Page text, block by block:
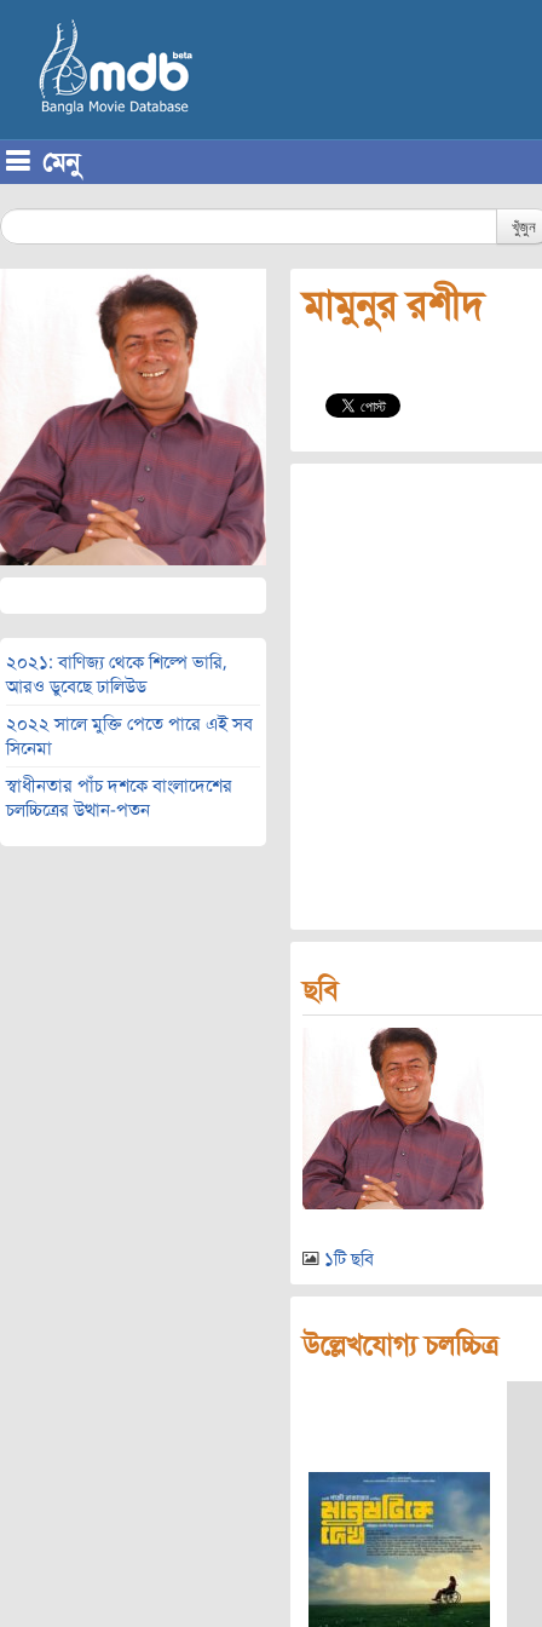
মেনু
খুঁজুন
২০২১: বাণিজ্য থেকে শিল্পে ভারি,
আরও ডুবেছে ঢালিউড
২০২২ সালে মুক্তি পেতে পারে এই সব
সিনেমা
স্বাধীনতার পাঁচ দশকে বাংলাদেশের
চলচ্চিত্রের উত্থান-পতন
মামুনুর রশীদ
ছবি
১টি ছবি
উল্লেখযোগ্য চলচ্চিত্র